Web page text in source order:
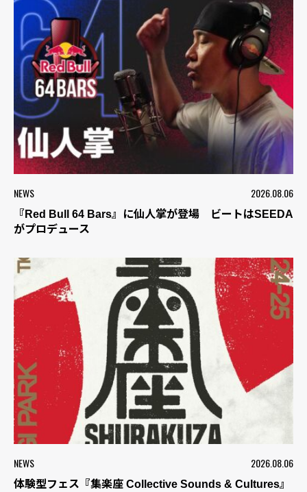
NEWS 2026.08.06
『Red Bull 64 Bars』に仙人掌が登場 ビートはSEEDA
がプロデュース
NEWS 2026.08.06
体験型フェス『集楽座 Collective Sounds & Cultures』